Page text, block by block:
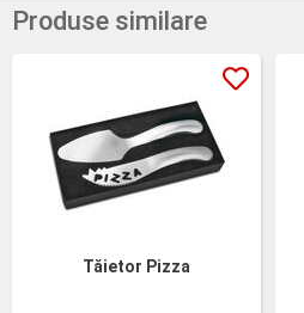
Produse similare
Tăietor Pizza